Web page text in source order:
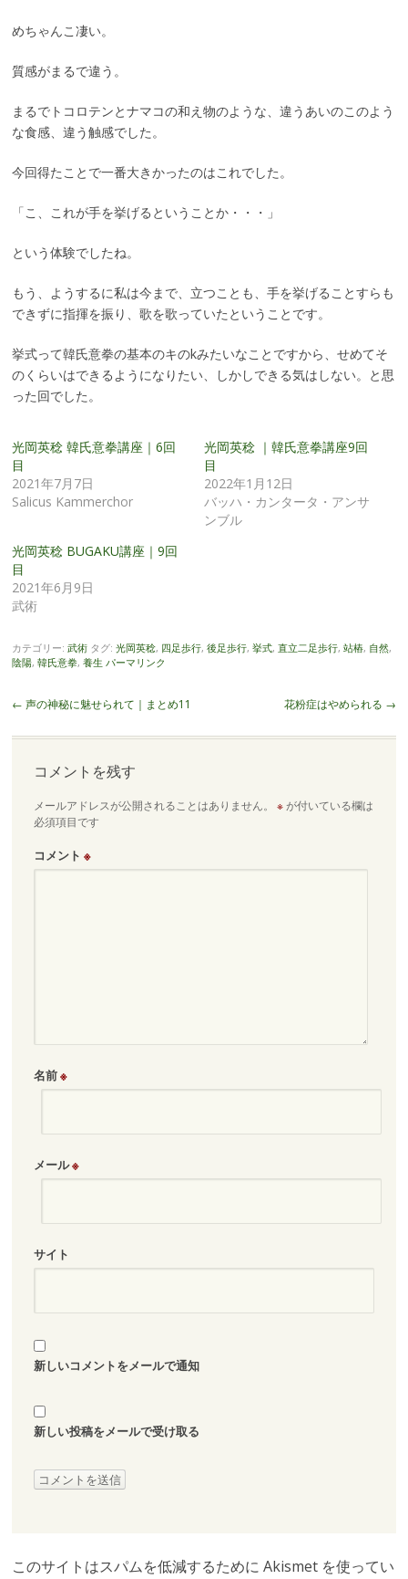
めちゃんこ凄い。
質感がまるで違う。
まるでトコロテンとナマコの和え物のような、違うあいのこのよう
な食感、違う触感でした。
今回得たことで一番大きかったのはこれでした。
「こ、これが手を挙げるということか・・・」
という体験でしたね。
もう、ようするに私は今まで、立つことも、手を挙げることすらも
できずに指揮を振り、歌を歌っていたということです。
挙式って韓氏意拳の基本のキのkみたいなことですから、せめてそ
のくらいはできるようになりたい、しかしできる気はしない。と思
った回でした。
光岡英稔 韓氏意拳講座｜6回
目
2021年7月7日
Salicus Kammerchor
光岡英稔 ｜韓氏意拳講座9回
目
2022年1月12日
バッハ・カンタータ・アンサ
ンブル
光岡英稔 BUGAKU講座｜9回
目
2021年6月9日
武術
カテゴリー: 武術タグ: 光岡英稔, 四足歩行, 後足歩行, 挙式, 直立二足歩行, 站樁, 自然,
陰陽, 韓氏意拳, 養生 パーマリンク
投
ナ
← 声の神秘に魅せられて｜まとめ11 花粉症はやめられる →
コメントを残す
メールアドレスが公開されることはありません。 ※が付いている欄は
必須項目です
コメント ※
名前※
メール※
サイト
新しいコメントをメールで通知
新しい投稿をメールで受け取る
このサイトはスパムを低減するために Akismet を使ってい